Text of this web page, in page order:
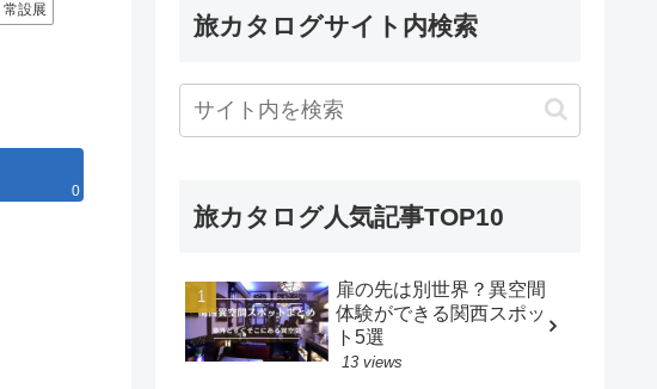
常設展
0
旅カタログサイト内検索
旅カタログ人気記事TOP10
扉の先は別世界？異空間
体験ができる関西スポッ
ト5選
13 views